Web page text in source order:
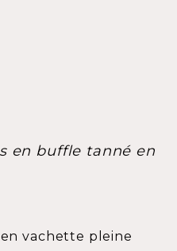
en buffle tanné en
vachette pleine